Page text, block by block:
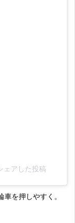
ェアした投稿
を押しやすく。